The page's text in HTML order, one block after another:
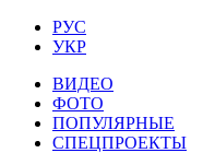
РУС
УКР
ВИДЕО
ФОТО
ПОПУЛЯРНЫЕ
СПЕЦПРОЕКТЫ